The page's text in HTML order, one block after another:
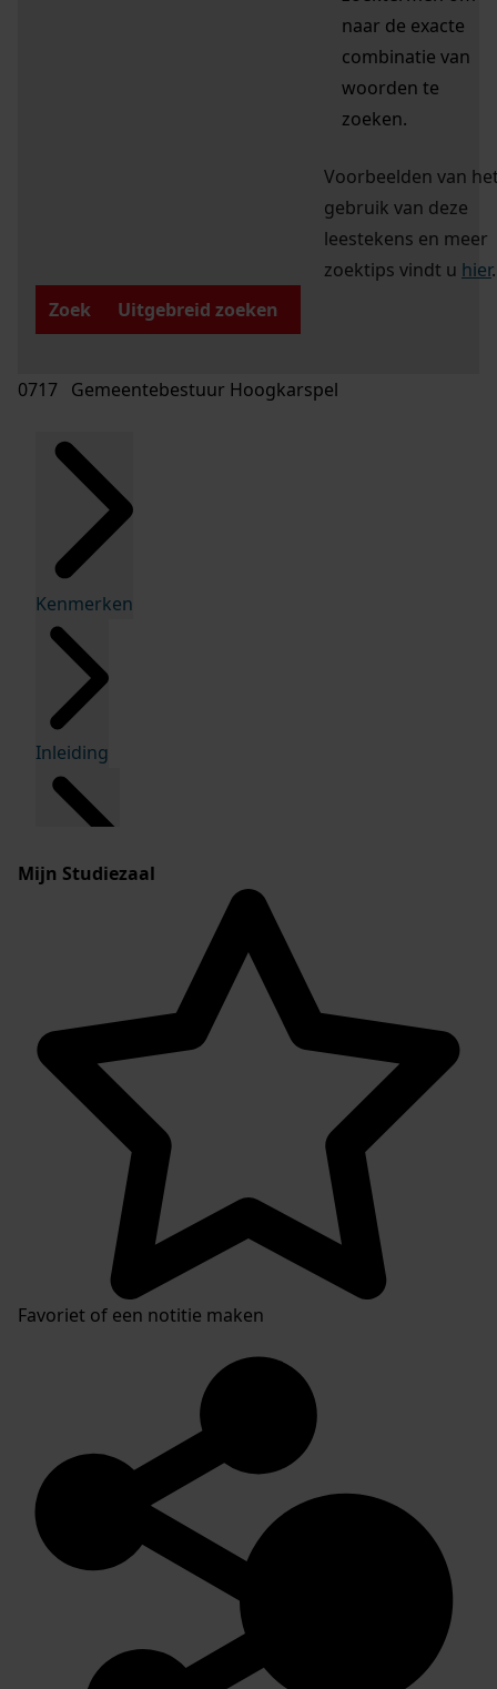
naar de exacte
combinatie van
woorden te
zoeken.
Voorbeelden van
gebruik van deze
leestekens en meer
zoektips vindt u hier.
Zoek
Uitgebreid zoeken
0717 Gemeentebestuur Hoogkarspel
Kenmerken
Inleiding
Mijn Studiezaal
Favoriet of een notitie maken